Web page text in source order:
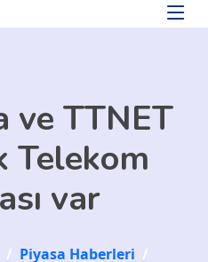
ve TTNET
Telekom
var
/ Piyasa Haberleri /